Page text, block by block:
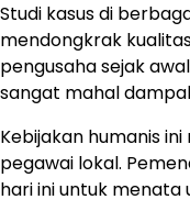
Studi kasus di
mendongkrak
pengusaha sejak
sangat mahal
Kebijakan humanis
pegawai lokal.
hari ini untuk menata